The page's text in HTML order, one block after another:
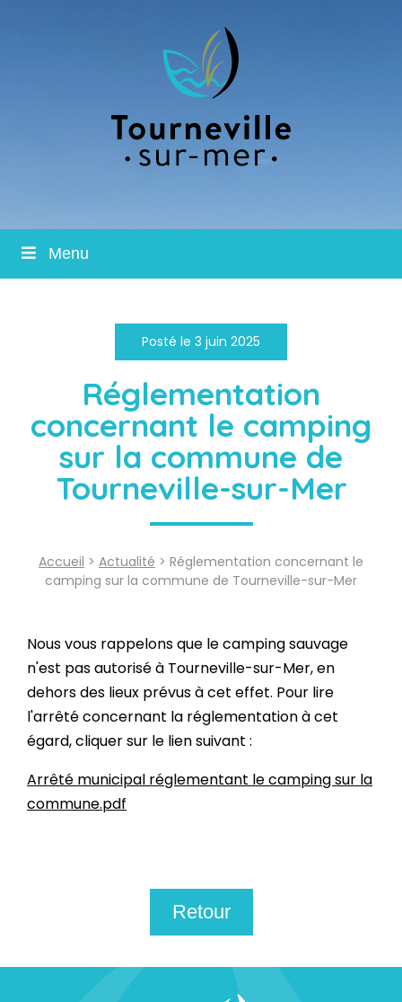
Menu
Posté le 3 juin 2025
Réglementation
concernant le camping
sur la commune de
Tourneville-sur-Mer
Accueil > Actualité > Réglementation concernant le
camping sur la commune de Tourneville-sur-Mer
Nous vous rappelons que le camping sauvage
n'est pas autorisé à Tourneville-sur-Mer, en
dehors des lieux prévus à cet effet. Pour lire
l'arrêté concernant la réglementation à cet
égard, cliquer sur le lien suivant :
Arrêté municipal réglementant le camping sur la
commune.pdf
Retour